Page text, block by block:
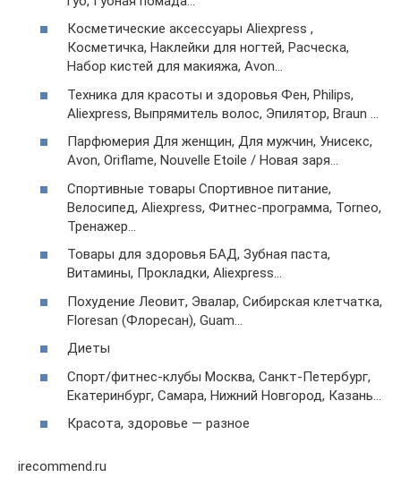
Косметические аксессуары Aliexpress ,
Косметичка, Наклейки для ногтей, Расческа,
Набор кистей для макияжа, Avon…
Техника для красоты и здоровья Фен, Philips,
Aliexpress, Выпрямитель волос, Эпилятор, Braun …
Парфюмерия Для женщин, Для мужчин, Унисекс,
Avon, Oriflame, Nouvelle Etoile / Новая заря…
Спортивные товары Спортивное питание,
Велосипед, Aliexpress, Фитнес-программа, Torneo,
Тренажер…
Товары для здоровья БАД, Зубная паста,
Витамины, Прокладки, Aliexpress…
Похудение Леовит, Эвалар, Сибирская клетчатка,
Floresan (Флоресан), Guam…
Диеты
Спорт/фитнес-клубы Москва, Санкт-Петербург,
Екатеринбург, Самара, Нижний Новгород, Казань…
Красота, здоровье — разное
irecommend.ru